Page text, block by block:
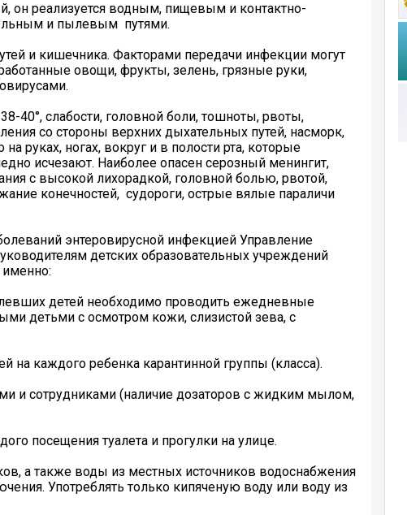
он реализуется водным, пищевым и контактно-
и пылевым путями.
и кишечника. Факторами передачи инфекции могут
овощи, фрукты, зелень, грязные руки,
40°, слабости, головной боли, тошноты, рвоты,
со стороны верхних дыхательных путей, насморк,
руках, ногах, вокруг и в полости рта, которые
исчезают. Наиболее опасен серозный менингит,
с высокой лихорадкой, головной болью, рвотой,
конечностей, судороги, острые вялые параличи
энтеровирусной инфекцией Управление
детских образовательных учреждений
детей необходимо проводить ежедневные
детьми с осмотром кожи, слизистой зева, с
на каждого ребенка карантинной группы (класса).
и сотрудниками (наличие дозаторов с жидким мылом,
посещения туалета и прогулки на улице.
а также воды из местных источников водоснабжения
Употреблять только кипяченую воду или воду из